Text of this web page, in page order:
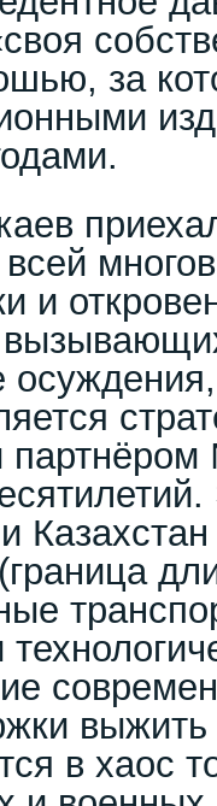
за
и
в хаос